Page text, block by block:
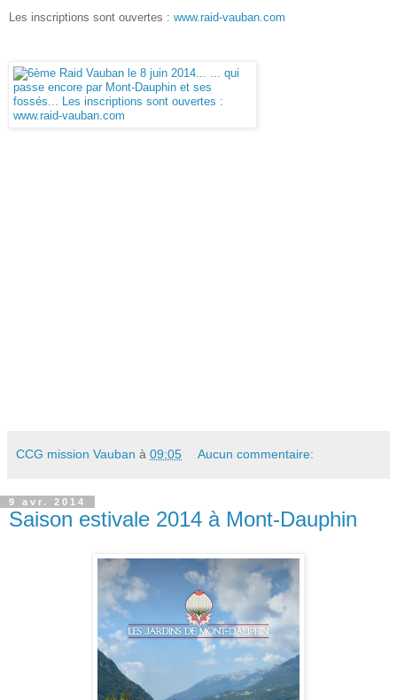
Les inscriptions sont ouvertes : www.raid-vauban.com
CCG mission Vauban à 09:05 Aucun commentaire:
9 avr. 2014
Saison estivale 2014 à Mont-Dauphin